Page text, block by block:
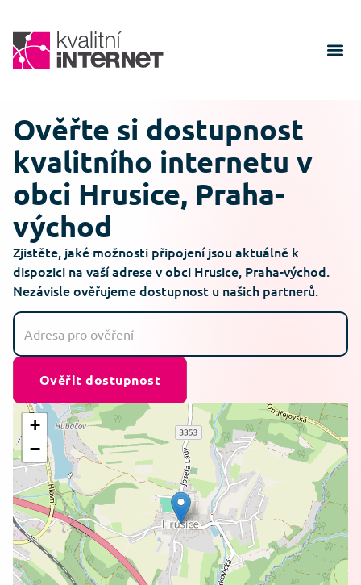
Ověřte si dostupnost
kvalitního internetu v
obci Hrusice, Praha-
východ
Zjistěte, jaké možnosti připojení jsou aktuálně k
dispozici na vaší adrese v obci Hrusice, Praha-východ.
Nezávisle ověřujeme dostupnost u našich partnerů.
Ověřit dostupnost
+
−